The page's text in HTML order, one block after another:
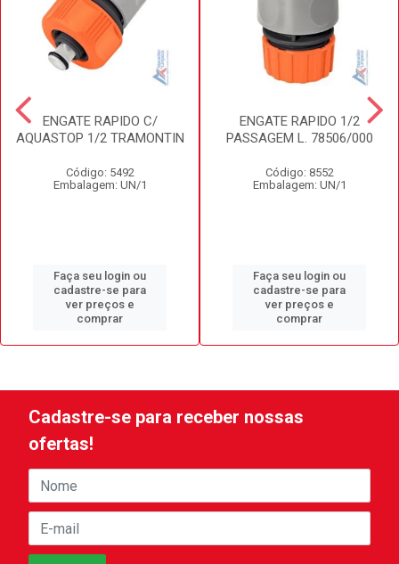
ENGATE RAPIDO C/
AQUASTOP 1/2 TRAMONTIN
Código: 5492
Embalagem: UN/1
Faça seu login ou
cadastre-se para
ver preços e
comprar
ENGATE RAPIDO 1/2
PASSAGEM L. 78506/000
Código: 8552
Embalagem: UN/1
Faça seu login ou
cadastre-se para
ver preços e
comprar
Cadastre-se para receber nossas
ofertas!